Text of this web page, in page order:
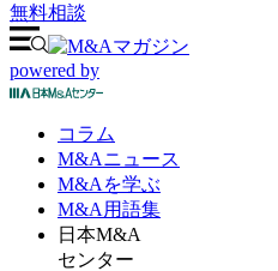
無料相談
powered by
コラム
M&Aニュース
M&Aを学ぶ
M&A 用語集
日本M&A
センター